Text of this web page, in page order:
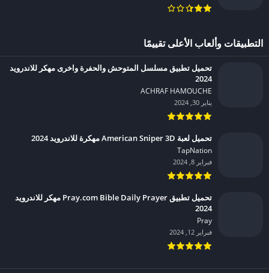
التطبيقات وألعاب الأعلى تقييمًا
تحميل تطبيق مسلسل المتوحش والحفرة واخرى مهكر للاندرويد
2024
ACHRAF HAMOUCHE‏
يناير 30, 2024
تحميل لعبة American Sniper 3D مهكرة للاندرويد 2024
TapNation‏
فبراير 8, 2024
تحميل تطبيق Pray.com Bible Daily Prayer مهكر للاندرويد
2024
Pray‏
فبراير 12, 2024